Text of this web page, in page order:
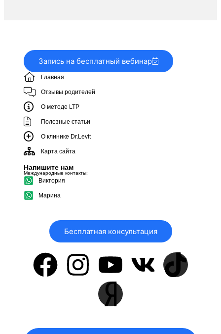
Запись на бесплатный вебинар
Главная
Отзывы родителей
О методе LTP
Полезные статьи
О клинике Dr.Levit
Карта сайта
Напишите нам
Международные контакты:
Виктория
Марина
Бесплатная консультация